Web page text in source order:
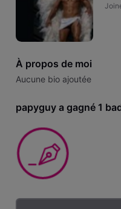
À propos de moi
Aucune bio ajoutée
papyguy a gagné 1